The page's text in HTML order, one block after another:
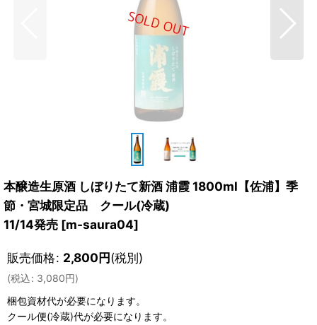
本醸造生原酒 しぼりたて新酒 浦霞 1800ml【佐浦】季
節・宮城限定品 クール(冷蔵)
11/14発売 [m-saura04]
販売価格: 2,800円(税別)
(税込: 3,080円)
梱包資材代が必要になります。
クール便(冷蔵)代が必要になります。